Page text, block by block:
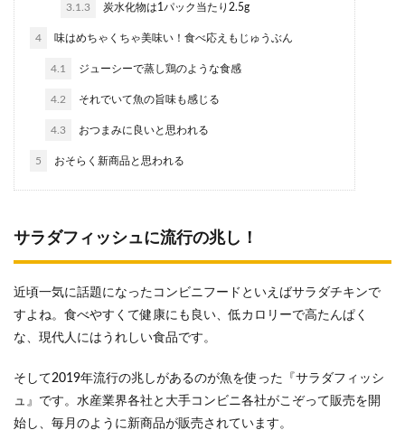
3.1.3 炭水化物は1パック当たり2.5g
4 味はめちゃくちゃ美味い！食べ応えもじゅうぶん
4.1 ジューシーで蒸し鶏のような食感
4.2 それでいて魚の旨味も感じる
4.3 おつまみに良いと思われる
5 おそらく新商品と思われる
サラダフィッシュに流行の兆し！
近頃一気に話題になったコンビニフードといえばサラダチキンで
すよね。食べやすくて健康にも良い、低カロリーで高たんぱく
な、現代人にはうれしい食品です。
そして2019年流行の兆しがあるのが魚を使った『サラダフィッシ
ュ』です。水産業界各社と大手コンビニ各社がこぞって販売を開
始し、毎月のように新商品が販売されています。